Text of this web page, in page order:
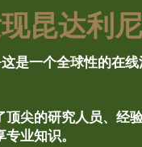
昆达利
是一个全球性的在
顶尖的研究人员、经
业知识。